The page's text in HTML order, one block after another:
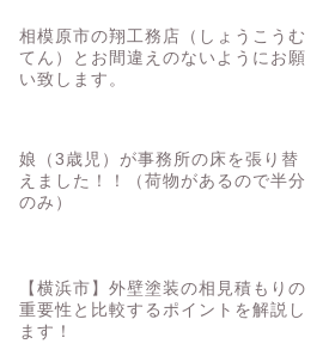
相模原市の翔工務店（しょうこうむ
てん）とお間違えのないようにお願
い致します。
娘（3歳児）が事務所の床を張り替
えました！！（荷物があるので半分
のみ）
【横浜市】外壁塗装の相見積もりの
重要性と比較するポイントを解説し
ます！